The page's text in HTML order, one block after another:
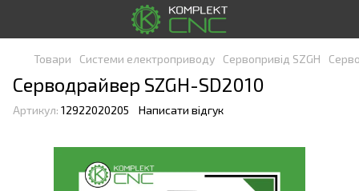
Товари Системи електроприводу Сервопривід SZGH
Серводрайвер SZGH-SD2010
Артикул: 12922020205 Написати відгук